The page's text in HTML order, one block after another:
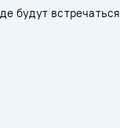
будут встречаться